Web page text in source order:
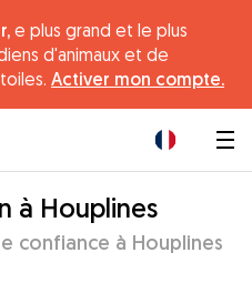
e plus grand et le plus
d'animaux et de
Activer mon compte.
à Houplines
confiance à Houplines